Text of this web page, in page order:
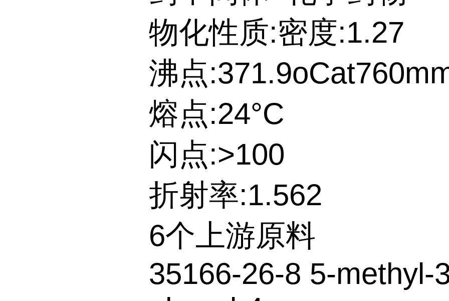
物化性质:密度:1.27
沸点
熔点:24°C
闪点:>100
折射率:1.562
6个上游原料
35166-26-8 5-methyl-